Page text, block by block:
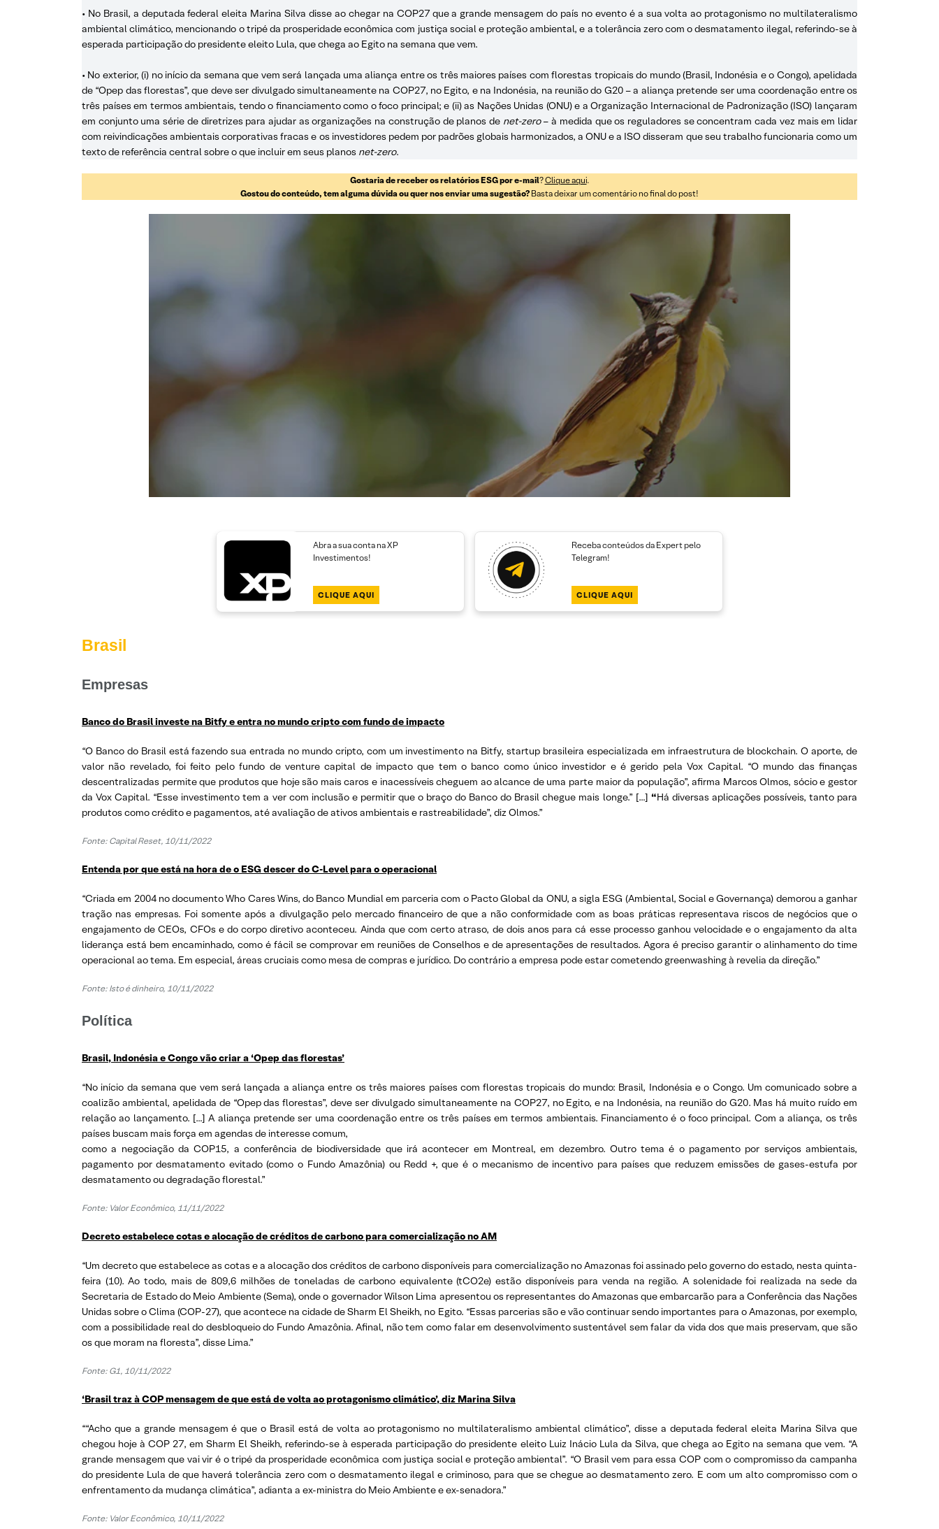
• No Brasil, a deputada federal eleita Marina Silva disse ao chegar na COP27 que a grande mensagem do país no evento é a sua volta ao protagonismo no multilateralismo
ambiental climático, mencionando o tripé da prosperidade econômica com justiça social e proteção ambiental, e a tolerância zero com o desmatamento ilegal, referindo-se à
esperada participação do presidente eleito Lula, que chega ao Egito na semana que vem.
• No exterior, (i) no início da semana que vem será lançada uma aliança entre os três maiores países com florestas tropicais do mundo (Brasil, Indonésia e o Congo), apelidada
de “Opep das florestas”, que deve ser divulgado simultaneamente na COP27, no Egito, e na Indonésia, na reunião do G20 – a aliança pretende ser uma coordenação entre os
três países em termos ambientais, tendo o financiamento como o foco principal; e (ii) as Nações Unidas (ONU) e a Organização Internacional de Padronização (ISO) lançaram
em conjunto uma série de diretrizes para ajudar as organizações na construção de planos de net-zero– à medida que os reguladores se concentram cada vez mais em lidar
com reivindicações ambientais corporativas fracas e os investidores pedem por padrões globais harmonizados, a ONU e a ISO disseram que seu trabalho funcionaria como um
texto de referência central sobre o que incluir em seus planos net-zero.
Gostaria de receber os relatórios ESG por e-mail?Clique aqui.
Gostou do conteúdo, tem alguma dúvida ou quer nos enviar uma sugestão? Basta deixar um comentário no final do post!
Abra a sua conta na XP
Investimentos!
CLIQUE AQUI
Receba conteúdos da Expert pelo
Telegram!
CLIQUE AQUI
Brasil
Empresas
Banco do Brasil investe na Bitfy e entra no mundo cripto com fundo de impacto
“O Banco do Brasil está fazendo sua entrada no mundo cripto, com um investimento na Bitfy, startup brasileira especializada em infraestrutura de blockchain. O aporte, de
valor não revelado, foi feito pelo fundo de venture capital de impacto que tem o banco como único investidor e é gerido pela Vox Capital. “O mundo das finanças
descentralizadas permite que produtos que hoje são mais caros e inacessíveis cheguem ao alcance de uma parte maior da população”, afirma Marcos Olmos, sócio e gestor
da Vox Capital. “Esse investimento tem a ver com inclusão e permitir que o braço do Banco do Brasil chegue mais longe.” […] “Há diversas aplicações possíveis, tanto para
produtos como crédito e pagamentos, até avaliação de ativos ambientais e rastreabilidade”, diz Olmos.”
Fonte: Capital Reset, 10/11/2022
Entenda por que está na hora de o ESG descer do C-Level para o operacional
“Criada em 2004 no documento Who Cares Wins, do Banco Mundial em parceria com o Pacto Global da ONU, a sigla ESG (Ambiental, Social e Governança) demorou a ganhar
tração nas empresas. Foi somente após a divulgação pelo mercado financeiro de que a não conformidade com as boas práticas representava riscos de negócios que o
engajamento de CEOs, CFOs e do corpo diretivo aconteceu. Ainda que com certo atraso, de dois anos para cá esse processo ganhou velocidade e o engajamento da alta
liderança está bem encaminhado, como é fácil se comprovar em reuniões de Conselhos e de apresentações de resultados. Agora é preciso garantir o alinhamento do time
operacional ao tema. Em especial, áreas cruciais como mesa de compras e jurídico. Do contrário a empresa pode estar cometendo greenwashing à revelia da direção.”
Fonte: Isto é dinheiro, 10/11/2022
Política
Brasil, Indonésia e Congo vão criar a ‘Opep das florestas’
“No início da semana que vem será lançada a aliança entre os três maiores países com florestas tropicais do mundo: Brasil, Indonésia e o Congo. Um comunicado sobre a
coalizão ambiental, apelidada de “Opep das florestas”, deve ser divulgado simultaneamente na COP27, no Egito, e na Indonésia, na reunião do G20. Mas há muito ruído em
relação ao lançamento. […] A aliança pretende ser uma coordenação entre os três países em termos ambientais. Financiamento é o foco principal. Com a aliança, os três
países buscam mais força em agendas de interesse comum,
como a negociação da COP15, a conferência de biodiversidade que irá acontecer em Montreal, em dezembro. Outro tema é o pagamento por serviços ambientais,
pagamento por desmatamento evitado (como o Fundo Amazônia) ou Redd +, que é o mecanismo de incentivo para países que reduzem emissões de gases-estufa por
desmatamento ou degradação florestal.”
Fonte: Valor Econômico, 11/11/2022
Decreto estabelece cotas e alocação de créditos de carbono para comercialização no AM
“Um decreto que estabelece as cotas e a alocação dos créditos de carbono disponíveis para comercialização no Amazonas foi assinado pelo governo do estado, nesta quinta-
feira (10). Ao todo, mais de 809,6 milhões de toneladas de carbono equivalente (tCO2e) estão disponíveis para venda na região. A solenidade foi realizada na sede da
Secretaria de Estado do Meio Ambiente (Sema), onde o governador Wilson Lima apresentou os representantes do Amazonas que embarcarão para a Conferência das Nações
Unidas sobre o Clima (COP-27), que acontece na cidade de Sharm El Sheikh, no Egito. “Essas parcerias são e vão continuar sendo importantes para o Amazonas, por exemplo,
com a possibilidade real do desbloqueio do Fundo Amazônia. Afinal, não tem como falar em desenvolvimento sustentável sem falar da vida dos que mais preservam, que são
os que moram na floresta”, disse Lima.”
Fonte: G1, 10/11/2022
‘Brasil traz à COP mensagem de que está de volta ao protagonismo climático’, diz Marina Silva
““Acho que a grande mensagem é que o Brasil está de volta ao protagonismo no multilateralismo ambiental climático”, disse a deputada federal eleita Marina Silva que
chegou hoje à COP 27, em Sharm El Sheikh, referindo-se à esperada participação do presidente eleito Luiz Inácio Lula da Silva, que chega ao Egito na semana que vem. “A
grande mensagem que vai vir é o tripé da prosperidade econômica com justiça social e proteção ambiental”. “O Brasil vem para essa COP com o compromisso da campanha
do presidente Lula de que haverá tolerância zero com o desmatamento ilegal e criminoso, para que se chegue ao desmatamento zero. E com um alto compromisso com o
enfrentamento da mudança climática”, adianta a ex-ministra do Meio Ambiente e ex-senadora.”
Fonte: Valor Econômico, 10/11/2022